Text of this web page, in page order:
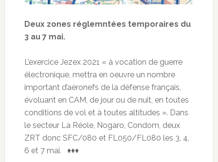
Deux zones réglemntées temporaires du
3 au 7 mai.
L’exercice Jezex 2021 « à vocation de guerre
électronique, mettra en oeuvre un nombre
important d’aéronefs de la défense français,
évoluant en CAM, de jour ou de nuit, en toutes
conditions de vol et à toutes altitudes ». Dans
le secteur La Réole, Nogaro, Condom, deux
ZRT donc SFC/080 et FL050/FL080 les 3, 4,
6 et 7 mai. ♦♦♦